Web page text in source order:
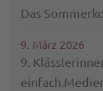
Das
9. März 2026
9.